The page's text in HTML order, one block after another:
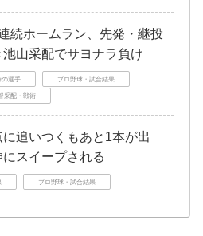
続ホームラン、先発・継投
山采配でサヨナラ負け
の選手 プロ野球・試合結果
采配・戦術
追いつくもあと1本が出
スイープされる
プロ野球・試合結果